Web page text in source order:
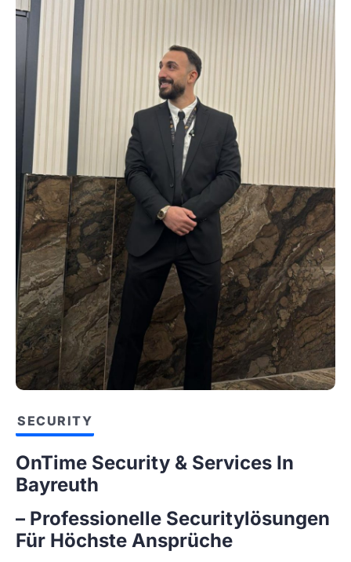
SECURITY
OnTime Security & Services In
Bayreuth
– Professionelle Securitylösungen
Für Höchste Ansprüche